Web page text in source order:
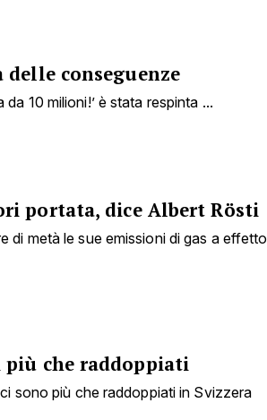
delle conseguenze
10 milioni!’ è stata respinta ...
portata, dice Albert Rösti
di metà le sue emissioni di gas a effetto
che raddoppiati
sono più che raddoppiati in Svizzera